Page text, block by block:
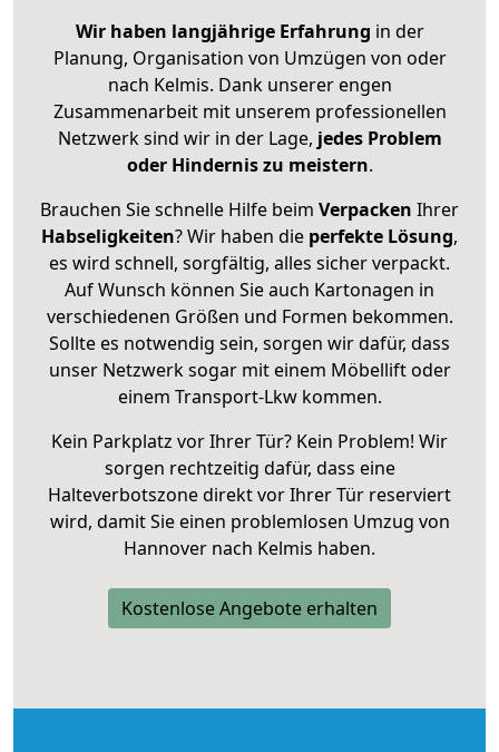
Wir haben langjährige Erfahrung in der
Planung, Organisation von Umzügen von oder
nach Kelmis. Dank unserer engen
Zusammenarbeit mit unserem professionellen
Netzwerk sind wir in der Lage, jedes Problem
oder Hindernis zu meistern.
Brauchen Sie schnelle Hilfe beim Verpacken Ihrer
Habseligkeiten? Wir haben die perfekte Lösung,
es wird schnell, sorgfältig, alles sicher verpackt.
Auf Wunsch können Sie auch Kartonagen in
verschiedenen Größen und Formen bekommen.
Sollte es notwendig sein, sorgen wir dafür, dass
unser Netzwerk sogar mit einem Möbellift oder
einem Transport-Lkw kommen.
Kein Parkplatz vor Ihrer Tür? Kein Problem! Wir
sorgen rechtzeitig dafür, dass eine
Halteverbotszone direkt vor Ihrer Tür reserviert
wird, damit Sie einen problemlosen Umzug von
Hannover nach Kelmis haben.
Kostenlose Angebote erhalten